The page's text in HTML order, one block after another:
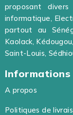
proposant divers
informatique,
partout au
Kaolack,
Saint-Louis,
Informations
A propos
Politiques de